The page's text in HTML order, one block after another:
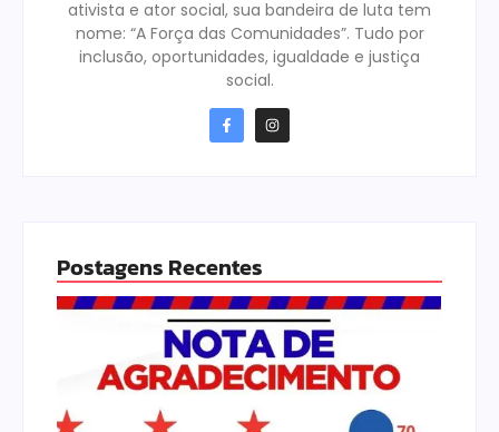
ativista e ator social, sua bandeira de luta tem
nome: “A Força das Comunidades”. Tudo por
inclusão, oportunidades, igualdade e justiça
social.
Postagens Recentes